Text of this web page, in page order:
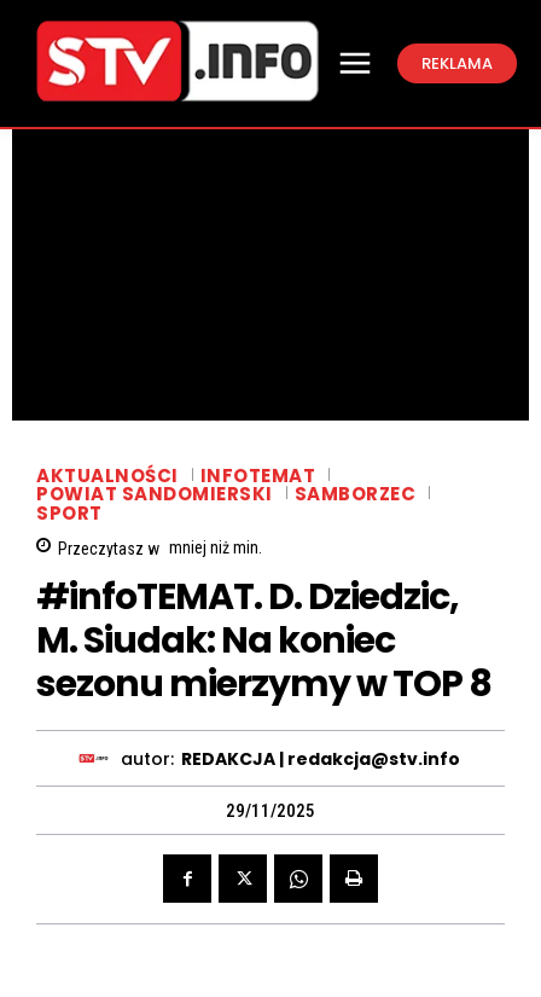
REKLAMA
AKTUALNOŚCI INFOTEMAT
POWIAT SANDOMIERSKI SAMBORZEC
SPORT
Przeczytasz w mniej niżmin.
#infoTEMAT. D. Dziedzic,
M. Siudak: Na koniec
sezonu mierzymy w TOP 8
autor: REDAKCJA | redakcja@stv.info
29/11/2025